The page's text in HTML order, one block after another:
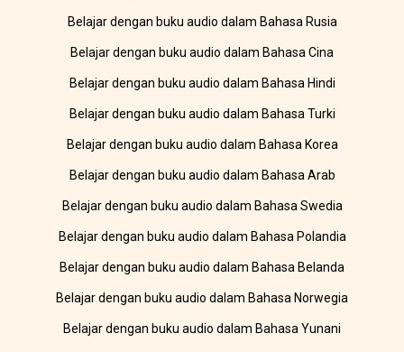
Belajar dengan buku audio dalam Bahasa Rusia
Belajar dengan buku audio dalam Bahasa Cina
Belajar dengan buku audio dalam Bahasa Hindi
Belajar dengan buku audio dalam Bahasa Turki
Belajar dengan buku audio dalam Bahasa Korea
Belajar dengan buku audio dalam Bahasa Arab
Belajar dengan buku audio dalam Bahasa Swedia
Belajar dengan buku audio dalam Bahasa Polandia
Belajar dengan buku audio dalam Bahasa Belanda
Belajar dengan buku audio dalam Bahasa Norwegia
Belajar dengan buku audio dalam Bahasa Yunani